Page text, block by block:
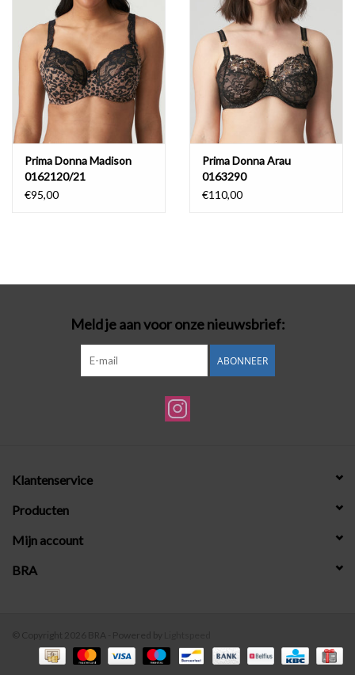
Lingerie-accessoires
Cadeaubonnen
Prima Donna Madison
0162120/21
€95,00
Prima Donna Arau
0163290
€110,00
Meld je aan voor onze nieuwsbrief:
ABONNEER
Klantenservice
Producten
Mijn account
BRA
© Copyright 2026 BRA - Powered by